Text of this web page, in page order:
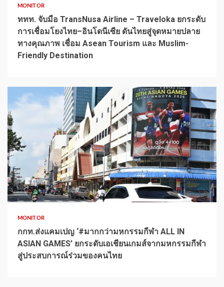
MONITOR
ททท. จับมือ TransNusa Airline – Traveloka ยกระดับ
การเชื่อมโยงไทย–อินโดนีเซีย ดันไทยสู่จุดหมายปลาย
ทางคุณภาพ เชื่อม Asean Tourism และ Muslim-
Friendly Destination
1 min read
MONITOR
กกท.ส่งแคมเปญ ‘#มากกว่ามหกรรมกีฬา ALL IN
ASIAN GAMES’ ยกระดับเอเชียนเกมส์จากมหกรรมกีฬา
สู่ประสบการณ์ร่วมของคนไทย